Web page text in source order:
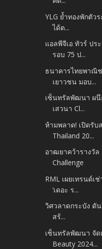
YLG ย้ำทองพักตัว
ได้ต...
แอลพีจีเอ ทัวร์ ปร
รอบ 75 ป...
ธนาคารไทยพาณิ
เยาวชน มอบ...
เซ็นทรัลพัฒนา ผ
เสวนา Cl...
ห้ามพลาด! เปิดรับ
Thailand 20...
อาฒยาคว้ารางวัล
Challenge
RML เผยเทรนด์เ
‘เดอะ ร...
วิศวลาดกระบัง ดั
สร้...
เซ็นทรัลพัฒนา จัด
Beauty 2024...